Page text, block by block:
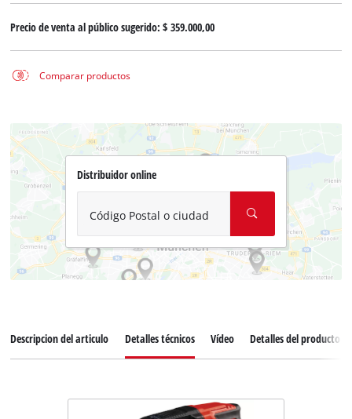
Precio de venta al público sugerido:$ 359.000,00
Comparar productos
Distribuidor online
Código Postal o ciudad
Descripcion del articulo Detalles técnicos Vídeo Detalles del producto